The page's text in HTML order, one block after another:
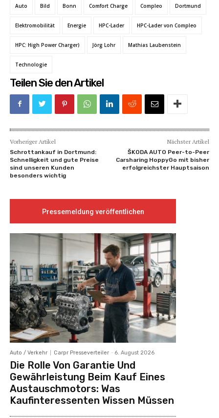
Auto Bild Bonn Comfort Charge Compleo Dortmund
Elektromobilität Energie HPC-Lader HPC-Lader von Compleo
HPC: High Power Charger) Jörg Lohr Mathias Laubenstein
Technologie
Teilen Sie den Artikel
Vorheriger Artikel
Schrottankauf in Dortmund:
Schnelligkeit und gute Preise
sind unseren Kunden
besonders wichtig
Nächster Artikel
ŠKODA AUTO Peer-to-Peer
Carsharing HoppyGo mit bisher
erfolgreichster Hauptsaison
Pressemeldung veröffentlichen
Auto / Verkehr Carpr Presseverteiler - 6. August 2026
Die Rolle Von Garantie Und
Gewährleistung Beim Kauf Eines
Austauschmotors: Was
Kaufinteressenten Wissen Müssen